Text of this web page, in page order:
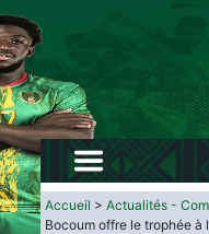
Accueil >Actualités -
Bocoum offre le trophée à